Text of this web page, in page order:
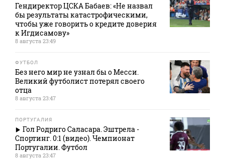
Гендиректор ЦСКА Бабаев: «Не назвал
бы результаты катастрофическими,
чтобы уже говорить о кредите доверия
к Игдисамову»
8 августа 23:49
ФУТБОЛ
Без него мир не узнал бы о Месси.
Великий футболист потерял своего
отца
8 августа 23:47
ПОРТУГАЛИЯ
Гол Родриго Саласара. Эштрела -
Спортинг. 0:1 (видео). Чемпионат
Португалии. Футбол
8 августа 23:47